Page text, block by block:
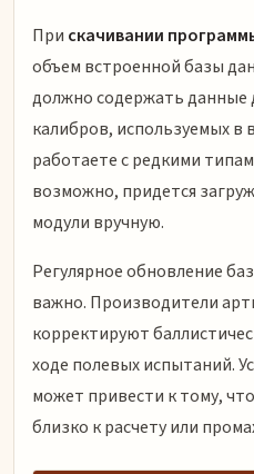
При скачивании
объем встроенной базы
должно содержать данные
калибров, используемых в
работаете с редкими
возможно, придется
модули вручную.
Регулярное обновление
важно. Производители
корректируют
ходе полевых испытаний.
может привести к тому,
близко к расчету или